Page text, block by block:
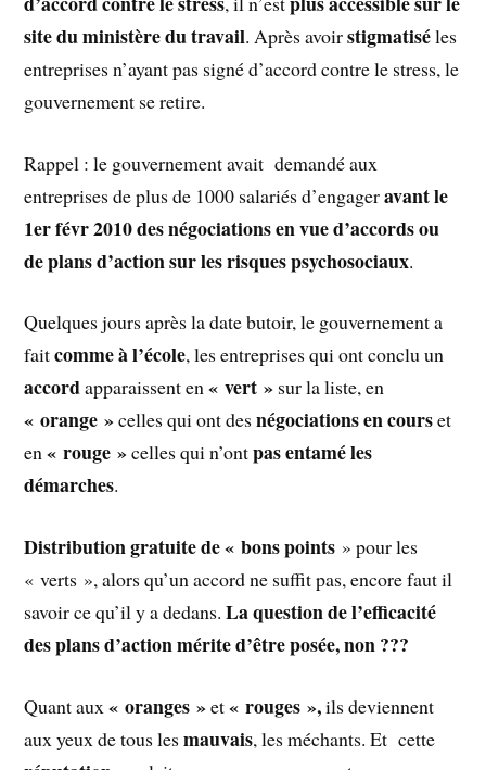
site du ministère du travail. Après avoirstigmatiséles
entreprises n’ayant pas signé d’accord contre le stress, le
gouvernement se retire.
Rappel : le gouvernement avait demandé aux
entreprises de plus de 1000 salariés d’engageravant le
1er févr 2010 des négociations en vue d’accords ou
de plans d’action sur les risques psychosociaux.
Quelques jours après la date butoir, le gouvernement a
faitcomme à l’école, les entreprises qui ont conclu un
accordapparaissent en« vert » sur la liste, en
« orange »celles qui ont desnégociations en courset
en« rouge »celles qui n’ontpas entamé les
démarches.
Distribution gratuite de « bons points » pour les
« verts », alors qu’un accord ne suffit pas, encore faut il
savoir ce qu’il y a dedans.La question de l’efficacité
des plans d’action mérite d’être posée, non ???
Quant aux« oranges »et« rouges »,ils deviennent
aux yeux de tous lesmauvais, les méchants. Et cette